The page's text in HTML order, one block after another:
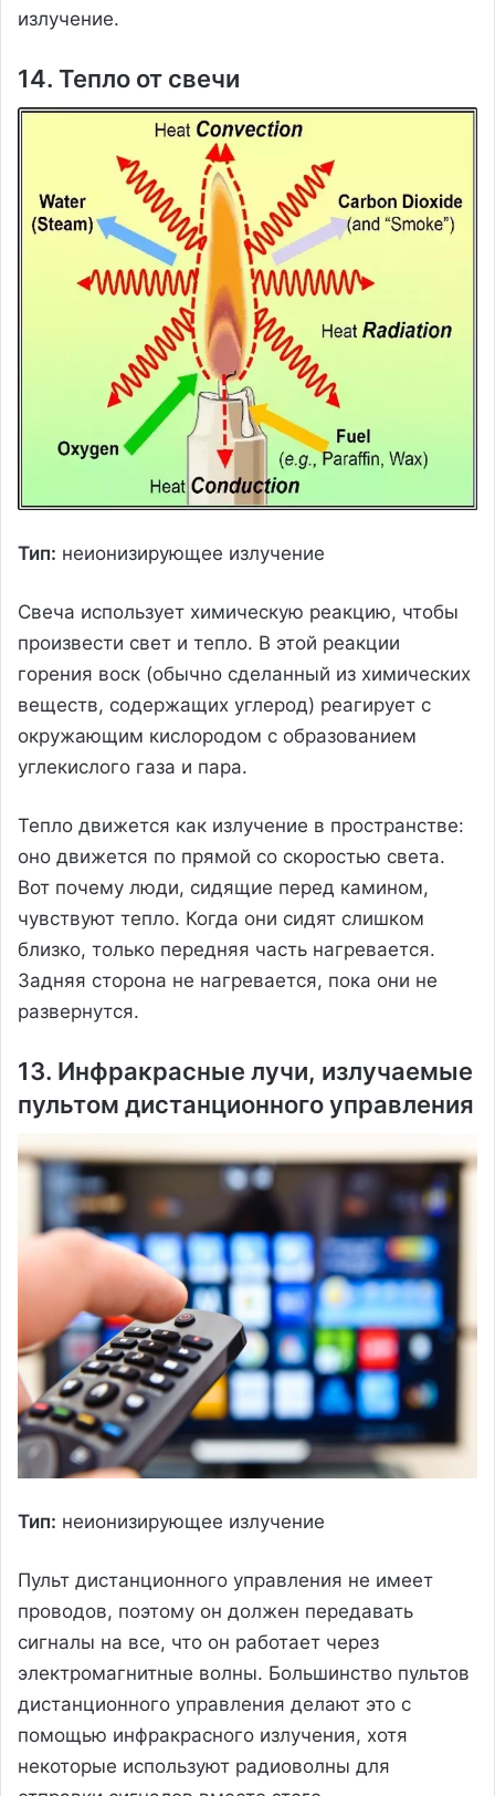
излучение.
14. Тепло от свечи
Тип: неионизирующее излучение
Свеча использует химическую реакцию, чтобы
произвести свет и тепло. В этой реакции
горения воск (обычно сделанный из химических
веществ, содержащих углерод) реагирует с
окружающим кислородом с образованием
углекислого газа и пара.
Тепло движется как излучение в пространстве:
оно движется по прямой со скоростью света.
Вот почему люди, сидящие перед камином,
чувствуют тепло. Когда они сидят слишком
близко, только передняя часть нагревается.
Задняя сторона не нагревается, пока они не
развернутся.
13. Инфракрасные лучи, излучаемые
пультом дистанционного управления
Тип: неионизирующее излучение
Пульт дистанционного управления не имеет
проводов, поэтому он должен передавать
сигналы на все, что он работает через
электромагнитные волны. Большинство пультов
дистанционного управления делают это с
помощью инфракрасного излучения, хотя
некоторые используют радиоволны для